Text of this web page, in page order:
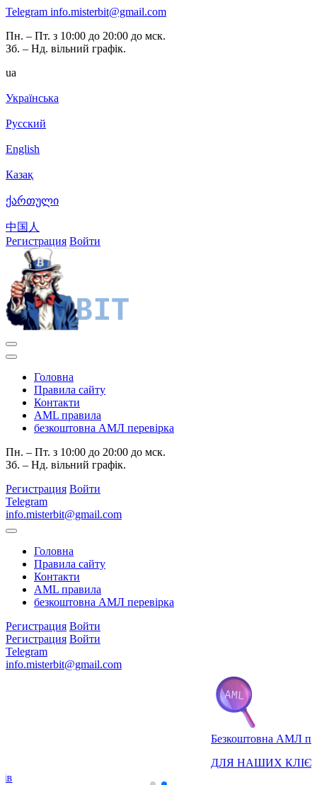
Telegram info.misterbit@gmail.com
Пн. – Пт. з 10:00 до 20:00 до мск.
Зб. – Нд. вільний графік.
ua
Українська
Русский
English
Казақ
ქართული
中国人
Регистрация Войти
Головна
Правила сайту
Контакти
AML правила
безкоштовна АМЛ перевірка
Пн. – Пт. з 10:00 до 20:00 до мск.
Зб. – Нд. вільний графік.
Регистрация Войти
Telegram
info.misterbit@gmail.com
Головна
Правила сайту
Контакти
AML правила
безкоштовна АМЛ перевірка
Регистрация Войти
Регистрация Войти
Telegram
info.misterbit@gmail.com
Безкоштовна АМЛ перевірка
ДЛЯ НАШИХ КЛІЄНТІВ